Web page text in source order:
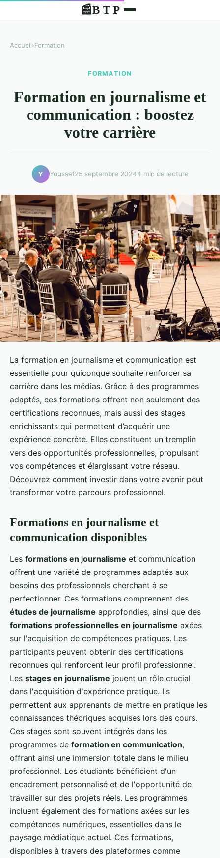
📰B T P
Accueil›Formation
FORMATION
Formation en journalisme et
communication : boostez
votre carrière
Y Youssef25 septembre 20244 min de lecture
La formation en journalisme et communication est
essentielle pour quiconque souhaite renforcer sa
carrière dans les médias. Grâce à des programmes
adaptés, ces formations offrent non seulement des
certifications reconnues, mais aussi des stages
enrichissants qui permettent d’acquérir une
expérience concrète. Elles constituent un tremplin
vers des opportunités professionnelles, propulsant
vos compétences et élargissant votre réseau.
Découvrez comment investir dans votre avenir peut
transformer votre parcours professionnel.
Formations en journalisme et
communication disponibles
Les formations en journalisme et communication
offrent une variété de programmes adaptés aux
besoins des professionnels cherchant à se
perfectionner. Ces formations comprennent des
études de journalisme approfondies, ainsi que des
formations professionnelles en journalisme axées
sur l'acquisition de compétences pratiques. Les
participants peuvent obtenir des certifications
reconnues qui renforcent leur profil professionnel.
Les stages en journalisme jouent un rôle crucial
dans l'acquisition d'expérience pratique. Ils
permettent aux apprenants de mettre en pratique les
connaissances théoriques acquises lors des cours.
Ces stages sont souvent intégrés dans les
programmes de formation en communication,
offrant ainsi une immersion totale dans le milieu
professionnel. Les étudiants bénéficient d'un
encadrement personnalisé et de l'opportunité de
travailler sur des projets réels. Les programmes
incluent également des formations axées sur les
compétences numériques, essentielles dans le
paysage médiatique actuel. Ces formations,
disponibles à travers des plateformes comme